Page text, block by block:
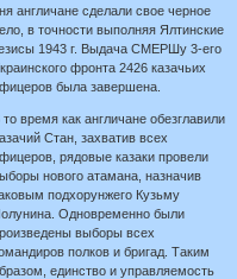
англичане сделали свое черное
в точности выполняя Ялтинские
1943 г. Выдача СМЕРШу 3-его
фронта 2426 казачьих
была завершена.
то время как англичане обезглавили
Стан, захватив всех
рядовые казаки провели
нового атамана, назначив
подхорунжего Кузьму
Одновременно были
выборы всех
полков и бригад. Таким
единство и управляемость